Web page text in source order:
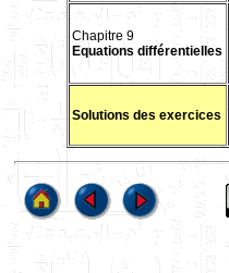
Chapitre 9
Equations différentielles
Solutions des exercices